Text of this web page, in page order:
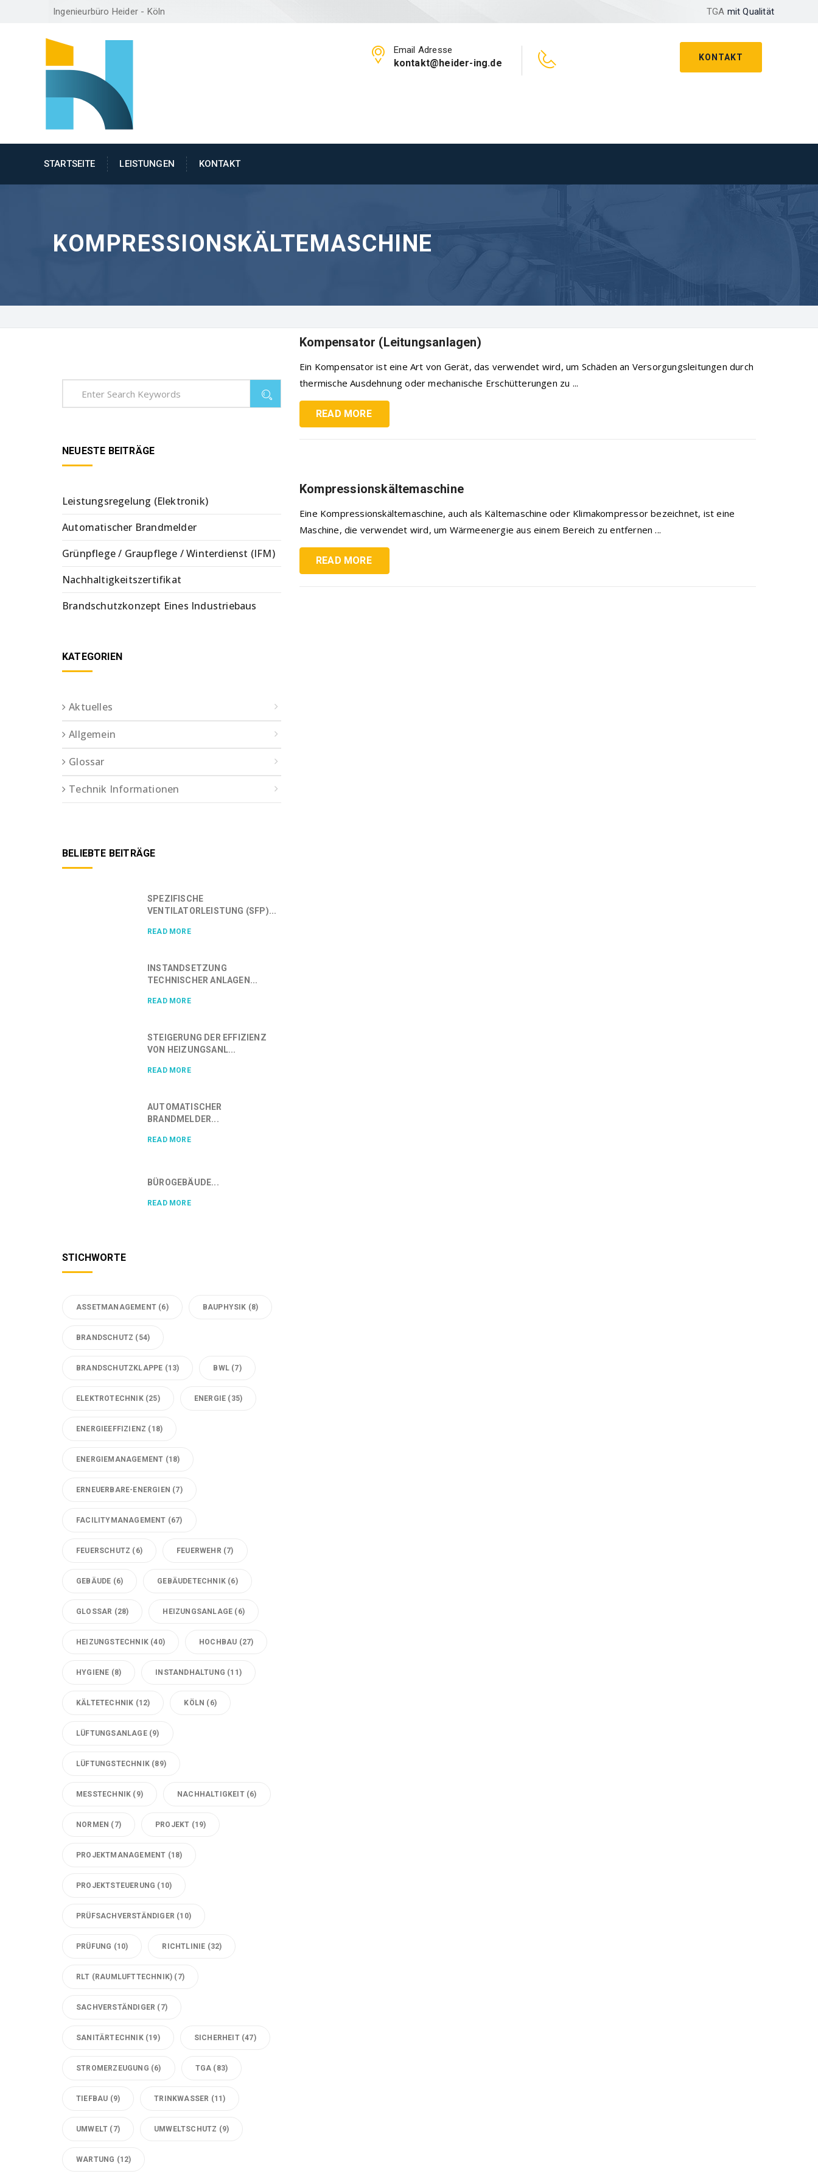
Ingenieurbüro Heider - Köln TGA mit Qualität
KONTAKT
Email Adresse
kontakt@heider-ing.de
STARTSEITE LEISTUNGEN KONTAKT
KOMPRESSIONSKÄLTEMASCHINE
Kompensator (Leitungsanlagen)
Ein Kompensator ist eine Art von Gerät, das verwendet wird, um Schäden an Versorgungsleitungen durch
thermische Ausdehnung oder mechanische Erschütterungen zu ...
READ MORE
Kompressionskältemaschine
Eine Kompressionskältemaschine, auch als Kältemaschine oder Klimakompressor bezeichnet, ist eine
Maschine, die verwendet wird, um Wärmeenergie aus einem Bereich zu entfernen ...
READ MORE
NEUESTE BEITRÄGE
Leistungsregelung (Elektronik)
Automatischer Brandmelder
Grünpflege / Graupflege / Winterdienst (IFM)
Nachhaltigkeitszertifikat
Brandschutzkonzept Eines Industriebaus
KATEGORIEN
Aktuelles
Allgemein
Glossar
Technik Informationen
BELIEBTE BEITRÄGE
SPEZIFISCHE
VENTILATORLEISTUNG (SFP)...
READ MORE
INSTANDSETZUNG
TECHNISCHER ANLAGEN...
READ MORE
STEIGERUNG DER EFFIZIENZ
VON HEIZUNGSANL...
READ MORE
AUTOMATISCHER
BRANDMELDER...
READ MORE
BÜROGEBÄUDE...
READ MORE
STICHWORTE
ASSETMANAGEMENT (6) BAUPHYSIK (8)
BRANDSCHUTZ (54)
BRANDSCHUTZKLAPPE (13) BWL (7)
ELEKTROTECHNIK(25) ENERGIE (35)
ENERGIEEFFIZIENZ (18)
ENERGIEMANAGEMENT (18)
ERNEUERBARE-ENERGIEN (7)
FACILITYMANAGEMENT (67)
FEUERSCHUTZ (6) FEUERWEHR (7)
GEBÄUDE (6) GEBÄUDETECHNIK (6)
GLOSSAR (28) HEIZUNGSANLAGE (6)
HEIZUNGSTECHNIK (40) HOCHBAU (27)
HYGIENE (8) INSTANDHALTUNG (11)
KÄLTETECHNIK (12) KÖLN (6)
LÜFTUNGSANLAGE(9)
LÜFTUNGSTECHNIK (89)
MESSTECHNIK (9) NACHHALTIGKEIT(6)
NORMEN (7) PROJEKT (19)
PROJEKTMANAGEMENT (18)
PROJEKTSTEUERUNG (10)
PRÜFSACHVERSTÄNDIGER (10)
PRÜFUNG (10) RICHTLINIE (32)
RLT (RAUMLUFTTECHNIK) (7)
SACHVERSTÄNDIGER (7)
SANITÄRTECHNIK(19) SICHERHEIT(47)
STROMERZEUGUNG (6) TGA (83)
TIEFBAU (9) TRINKWASSER (11)
UMWELT (7) UMWELTSCHUTZ (9)
WARTUNG (12)